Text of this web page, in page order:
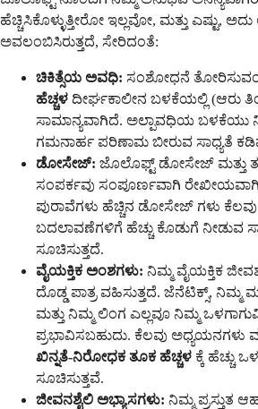
ಹೆಚ್ಚಿಸಿಕೊಳ್ಳುತ್ತೀರೋ ಇಲ್ಲವೋ, ಮತ್ತು ಎಷ್ಟು,
ಅವಲಂಬಿಸಿರುತ್ತದೆ, ಸೇರಿದಂತೆ:
ಚಿಕಿತ್ಸೆಯ ಅವಧಿ: ಸಂಶೋಧನೆ
ಹೆಚ್ಚಳ ದೀರ್ಘಕಾಲೀನ ಬಳಕೆಯಲ್ಲಿ (ಆರು
ಸಾಮಾನ್ಯವಾಗಿದೆ. ಅಲ್ಪಾವಧಿಯ ಬಳಕೆಯು
ಗಮನಾರ್ಹ ಪರಿಣಾಮ ಬೀರುವ ಸಾಧ್ಯತೆ
ಡೋಸೇಜ್: ಜೊಲೊಫ್ಟ್ ಡೋಸೇಜ್ ಮತ್ತು
ಸಂಪರ್ಕವು ಸಂಪೂರ್ಣವಾಗಿ
ಪುರಾವೆಗಳು ಹೆಚ್ಚಿನ ಡೋಸೇಜ್ ಗಳು ಕೆಲವು
ಬದಲಾವಣೆಗಳಿಗೆ ಹೆಚ್ಚು ಕೊಡುಗೆ ನೀಡುವ
ಸೂಚಿಸುತ್ತದೆ.
ವೈಯಕ್ತಿಕ ಅಂಶಗಳು: ನಿಮ್ಮ ವೈಯಕ್ತಿಕ
ದೊಡ್ಡ ಪಾತ್ರ ವಹಿಸುತ್ತದೆ. ಜೆನೆಟಿಕ್ಸ್,
ಮತ್ತು ನಿಮ್ಮ ಲಿಂಗ ಎಲ್ಲವೂ ನಿಮ್ಮ
ಪ್ರಭಾವಿಸಬಹುದು. ಕೆಲವು
ಖಿನ್ನತೆ-ನಿರೋಧಕ ತೂಕ ಹೆಚ್ಚಳ ಕ್ಕೆ ಹೆಚ್ಚು
ಸೂಚಿಸುತ್ತವೆ.
ಜೀವನಶೈಲಿ ಅಭ್ಯಾಸಗಳು: ನಿಮ್ಮ ಪ್ರಸ್ತುತ